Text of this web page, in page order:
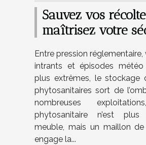
Sauvez vos
maîtrisez votre
phytosanitaire
Entre pression
intrants et épisodes
plus extrêmes, le stockage
phytosanitaires sort de
nombreuses
phytosanitaire n’est
meuble, mais un maillon
engage la...